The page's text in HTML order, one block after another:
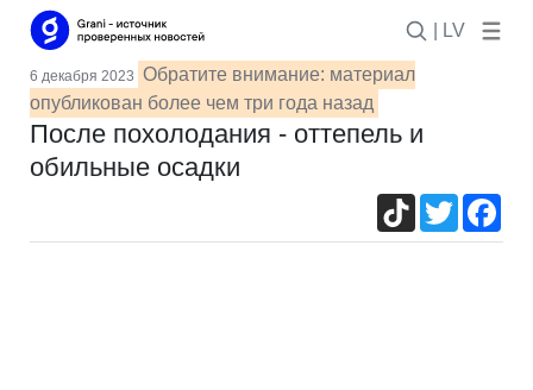
| LV
6 декабря 2023 Обратите внимание: материал
опубликован более чем три года назад
После похолодания - оттепель и
обильные осадки
TikTokTwitter